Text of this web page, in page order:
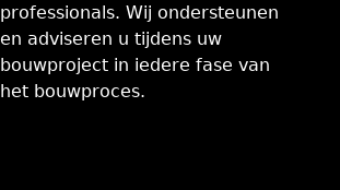
professionals. Wij ondersteunen
en adviseren u tijdens uw
bouwproject in iedere fase van
het bouwproces.